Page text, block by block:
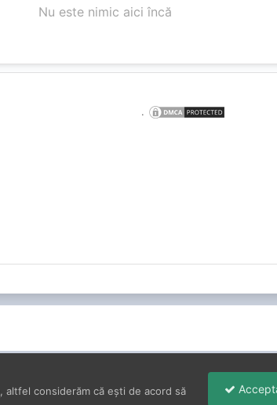
Nu este nimic aici încă
.
, altfel considerăm că ești de acord să